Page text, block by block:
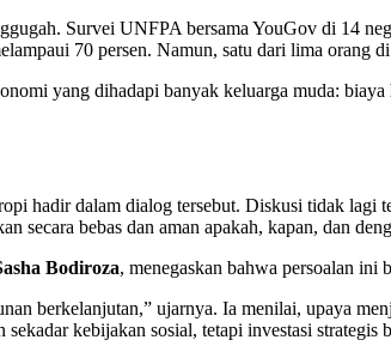
Survei UNFPA bersama YouGov di 14
70 persen. Namun, satu dari lima
yang dihadapi banyak keluarga muda:
hadir dalam dialog tersebut. Diskusi tidak lagi
bebas dan aman apakah, kapan, dan
Bodiroza, menegaskan bahwa persoalan ini
berkelanjutan,” ujarnya. Ia menilai, upaya
kebijakan sosial, tetapi investasi strategis